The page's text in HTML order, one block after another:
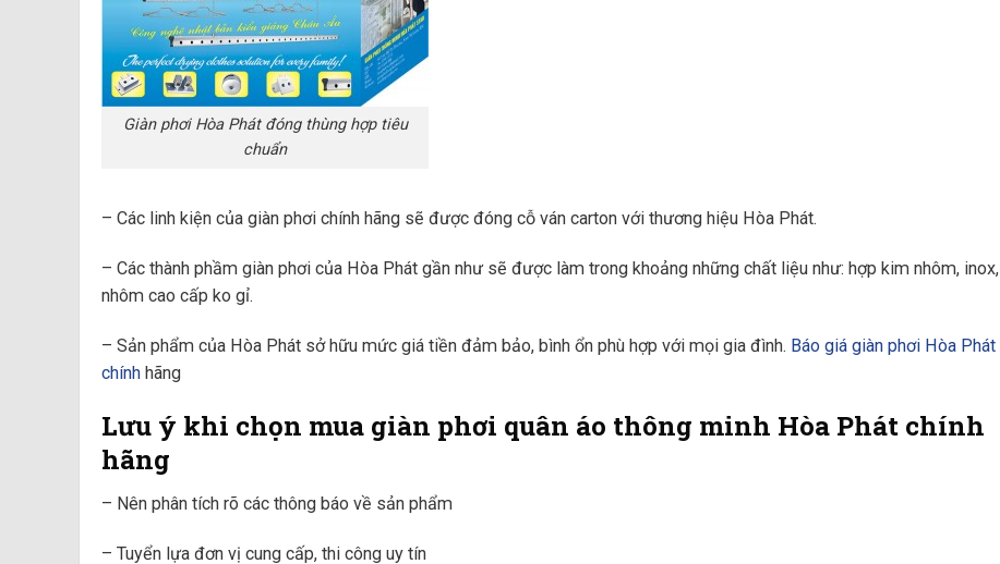
Giàn phơi Hòa Phát đóng thùng hợp tiêu
chuẩn
– Các linh kiện của giàn phơi chính hãng sẽ được đóng cỗ ván carton với thương hiệu Hòa Phát.
– Các thành phầm giàn phơi của Hòa Phát gần như sẽ được làm trong khoảng những chất liệu như: hợp kim nhôm, inox,
nhôm cao cấp ko gỉ.
– Sản phẩm của Hòa Phát sở hữu mức giá tiền đảm bảo, bình ổn phù hợp với mọi gia đình. Báo giá giàn phơi Hòa Phát
chính hãng
Lưu ý khi chọn mua giàn phơi quân áo thông minh Hòa Phát chính
hãng
– Nên phân tích rõ các thông báo về sản phẩm
– Tuyển lựa đơn vị cung cấp, thi công uy tín